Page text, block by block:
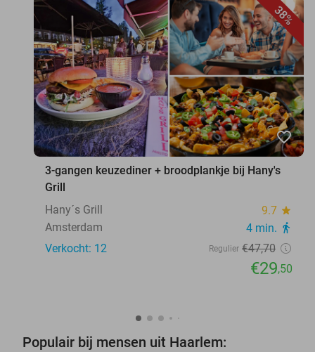
38%
favorite_border
3-gangen keuzediner + broodplankje bij Hany's
Grill
Hany´s Grill
9.7 star
Amsterdam 4 min. directions_walk
Verkocht: 12 Regulier €47,70
€29,50
Populair bij mensen uit Haarlem: